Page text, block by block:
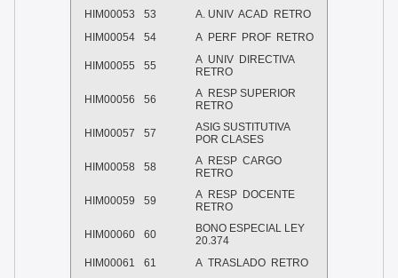
HIM00053
53
A. UNIV ACAD RETRO
HIM00054
54 A PERF PROF RETRO
HIM00055 55
A UNIV DIRECTIVA
RETRO
HIM00056 56
A RESP SUPERIOR
RETRO
HIM00057 57
ASIG SUSTITUTIVA
POR CLASES
HIM00058 58
A RESP CARGO
RETRO
HIM00059 59
A RESP DOCENTE
RETRO
HIM00060 60
BONO ESPECIAL LEY
20.374
HIM00061
61 A TRASLADO RETRO